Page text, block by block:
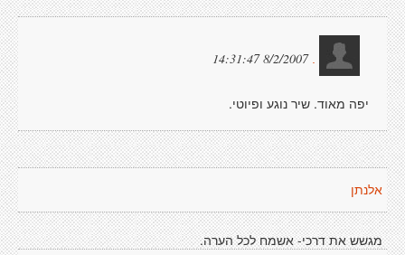
8/2/2007 14:31:47
יפה מאוד. שיר נוגע ופיוטי.
אלנתן
מגשש את דרכי- אשמח לכל הערה.